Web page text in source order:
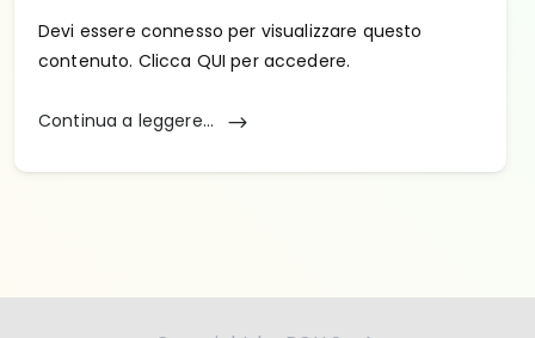
Devi essere connesso per visualizzare questo
contenuto. Clicca QUI per accedere.
Continua a leggere...